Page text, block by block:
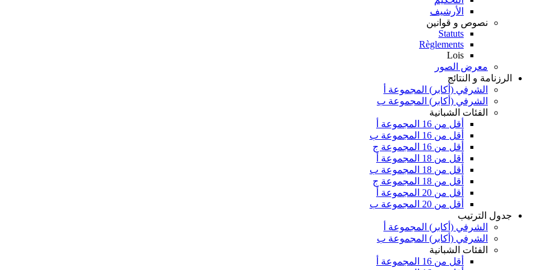
الأرشيف
نصوص و قوانين
Statuts
Règlements
Lois
معرض الصور
الرزنامة و النتائج
الشرفي (أكابر) المجموعة أ
الشرفي (أكابر) المجموعة ب
الفئات الشبانية
أقل من 16 المجموعة أ
أقل من 16 المجموعة ب
أقل من 16 المجموعة ج
أقل من 18 المجموعة أ
أقل من 18 المجموعة ب
أقل من 18 المجموعة ج
أقل من 20 المجموعة أ
أقل من 20 المجموعة ب
جدول الترتيب
الشرفي (أكابر) المجموعة أ
الشرفي (أكابر) المجموعة ب
الفئات الشبانية
أقل من 16 المجموعة أ